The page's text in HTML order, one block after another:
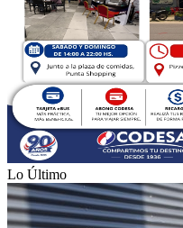
Lo Último